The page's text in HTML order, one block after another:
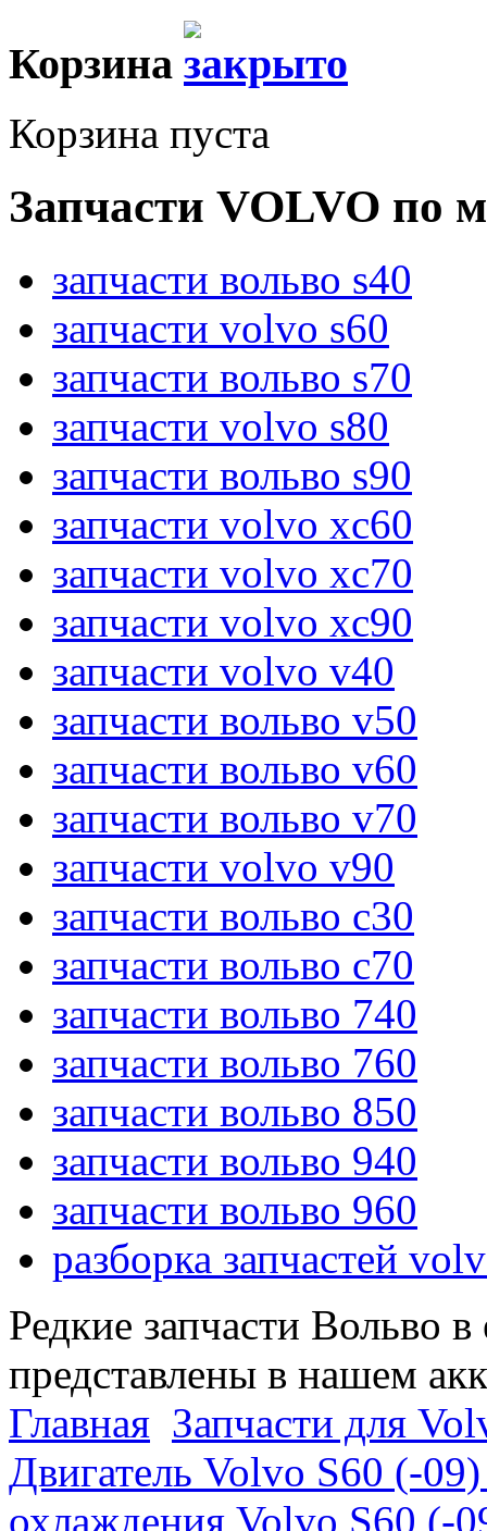
Корзина
Корзина пуста
Запчасти VOLVO по
запчасти вольво s40
запчасти volvo s60
запчасти вольво s70
запчасти volvo s80
запчасти вольво s90
запчасти volvo xc60
запчасти volvo xc70
запчасти volvo xc90
запчасти volvo v40
запчасти вольво v50
запчасти вольво v60
запчасти вольво v70
запчасти volvo v90
запчасти вольво c30
запчасти вольво c70
запчасти вольво 740
запчасти вольво 760
запчасти вольво 850
запчасти вольво 940
запчасти вольво 960
разборка запчастей
Редкие запчасти Вольво
представлены в нашем
Главная Запчасти для
Двигатель Volvo S60 (-
охлаждения Volvo S60 (-